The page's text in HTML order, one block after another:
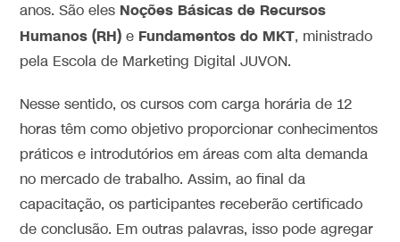
anos. São eles Noções Básicas de Recursos
Humanos (RH) e Fundamentos do MKT, ministrado
pela Escola de Marketing Digital JUVON.
Nesse sentido, os cursos com carga horária de 12
horas têm como objetivo proporcionar conhecimentos
práticos e introdutórios em áreas com alta demanda
no mercado de trabalho. Assim, ao final da
capacitação, os participantes receberão certificado
de conclusão. Em outras palavras, isso pode agregar